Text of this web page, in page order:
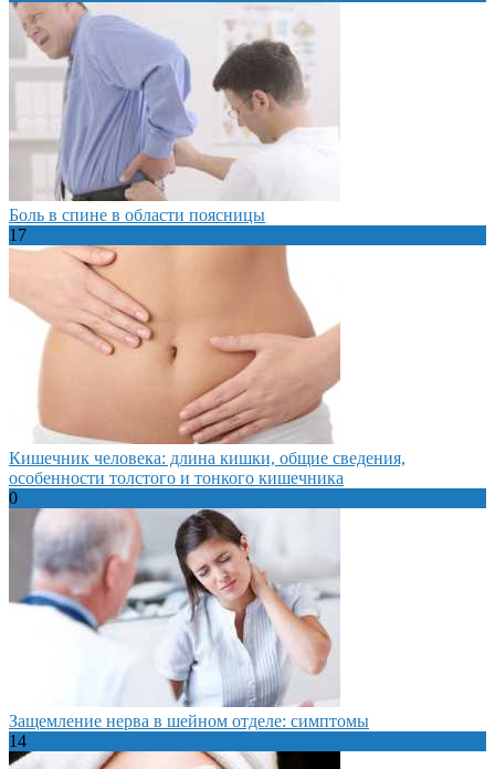
Боль в спине в области поясницы
17
Кишечник человека: длина кишки, общие сведения,
особенности толстого и тонкого кишечника
0
Защемление нерва в шейном отделе: симптомы
14